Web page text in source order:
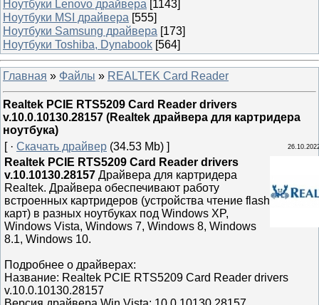
Ноутбуки Lenovo драйвера [1143]
Ноутбуки MSI драйвера [555]
Ноутбуки Samsung драйвера [173]
Ноутбуки Toshiba, Dynabook [564]
Главная » Файлы » REALTEK Card Reader
Realtek PCIE RTS5209 Card Reader drivers
v.10.0.10130.28157 (Realtek драйвера для картридера
ноутбука)
[ · Скачать драйвер (34.53 Mb) ]
Realtek PCIE RTS5209 Card Reader drivers
v.10.10130.28157 Драйвера для картридера
Realtek. Драйвера обеспечивают работу
встроенных картридеров (устройства чтение flash
карт) в разных ноутбуках под Windows XP,
Windows Vista, Windows 7, Windows 8, Windows
8.1, Windows 10.
Подробнее о драйверах:
Название: Realtek PCIE RTS5209 Card Reader drivers
v.10.0.10130.28157